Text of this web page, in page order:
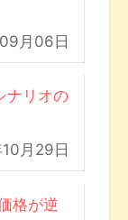
月06日
ナリオの
月29日
格が逆